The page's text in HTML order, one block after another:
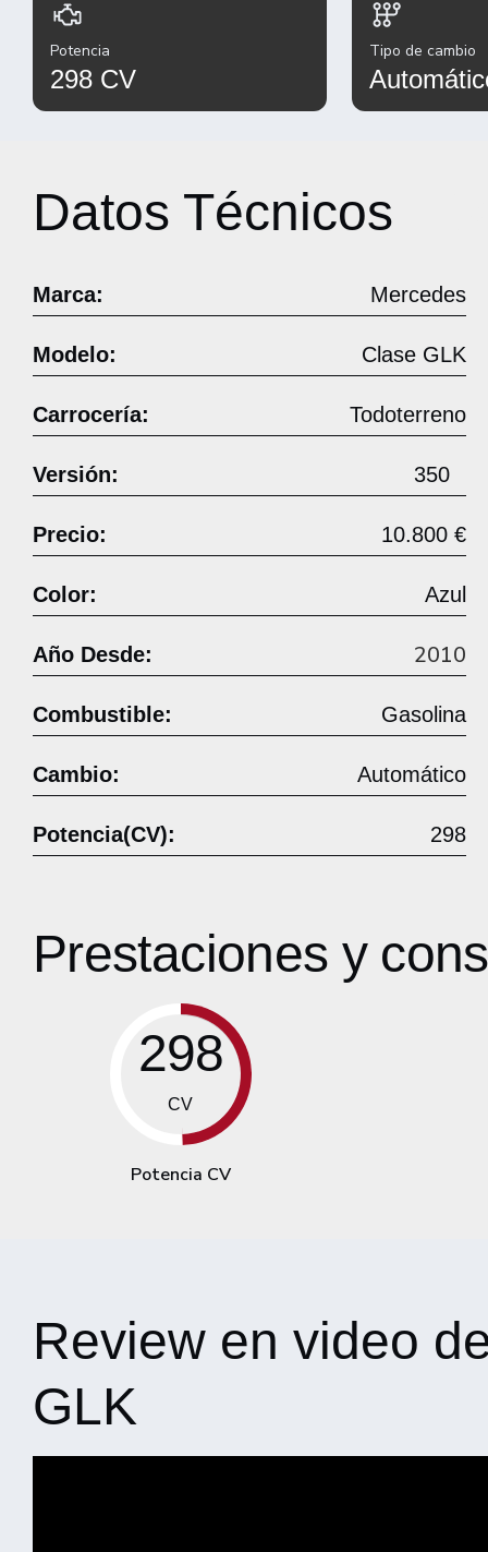
Potencia
298 CV
Tipo de cambio
Datos Técnicos
Marca: Mercedes
Modelo: Clase GLK
Carrocería: Todoterreno
Versión: 350
Precio: 10.800 €
Color: Azul
Año Desde: 2010
Combustible: Gasolina
Cambio: Automático
Potencia(CV): 298
Prestaciones y
298
CV
Potencia CV
Review en video
GLK